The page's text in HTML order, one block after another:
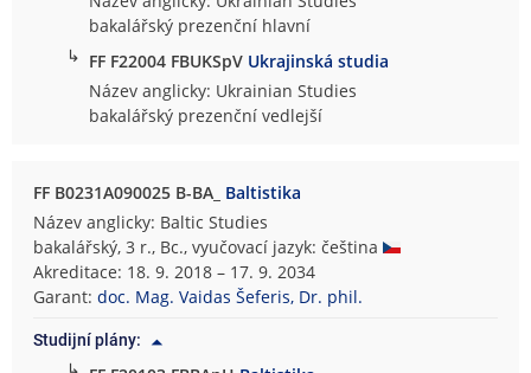
bakalářský prezenční hlavní
↳ FF F22004 FBUKSpV Ukrajinská studia
Název anglicky: Ukrainian Studies
bakalářský prezenční vedlejší
FF B0231A090025 B-BA_ Baltistika
Název anglicky: Baltic Studies
bakalářský, 3 r., Bc., vyučovací jazyk: čeština
Akreditace: 18. 9. 2018 – 17. 9. 2034
Garant:doc. Mag. Vaidas Šeferis, Dr. phil.
Studijní plány: